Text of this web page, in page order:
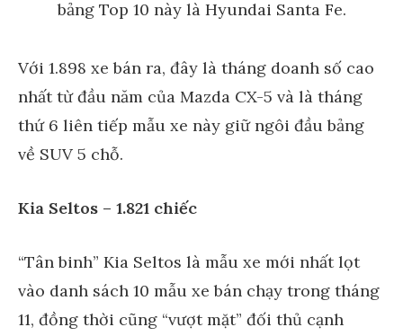
Với 1.898 xe bán ra, đây là tháng doanh số cao
nhất từ đầu năm của Mazda CX-5 và là tháng
thứ 6 liên tiếp mẫu xe này giữ ngôi đầu bảng
về SUV 5 chỗ.
Kia Seltos – 1.821 chiếc
“Tân binh” Kia Seltos là mẫu xe mới nhất lọt
vào danh sách 10 mẫu xe bán chạy trong tháng
11, đồng thời cũng “vượt mặt” đối thủ cạnh